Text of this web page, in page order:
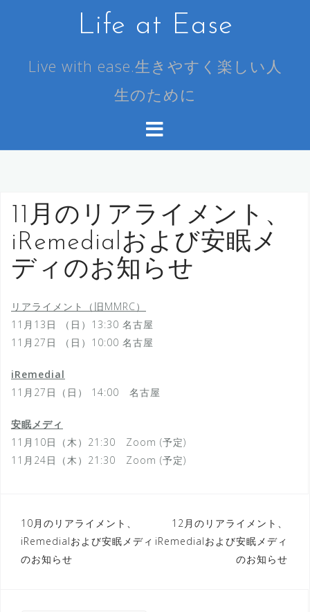
ッ
Life at Ease
Live with ease.生きやすく楽しい人
生のために
11月のリアライメント、
iRemedialおよび安眠メ
ディのお知らせ
リアライメント（旧MMRC）
11月13日 （日）13:30 名古屋
11月27日 （日）10:00 名古屋
iRemedial
11月27日（日） 14:00 名古屋
安眠メディ
11月10日（木）21:30 Zoom (予定)
11月24日（木）21:30 Zoom (予定)
投
稿
ナ
10月のリアライメント、
iRemedialおよび安眠メディ
のお知らせ
12月のリアライメント、
iRemedialおよび安眠メディ
のお知らせ